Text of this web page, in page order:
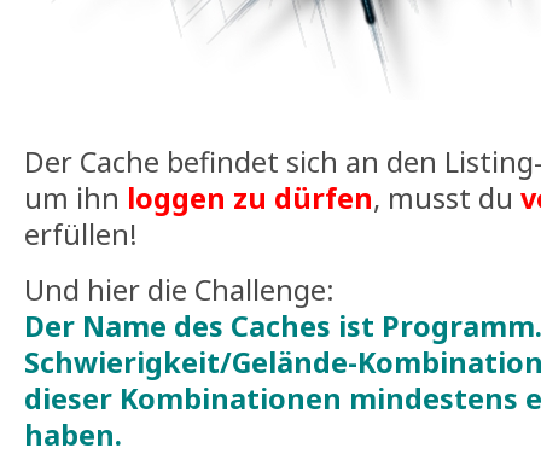
Der Cache befindet sich an den
um ihn loggen zu dürfen, musst du
erfüllen!
Und hier die Challenge:
Der Name des Caches ist
Schwierigkeit/Gelände-
dieser Kombinationen mindestens
haben.